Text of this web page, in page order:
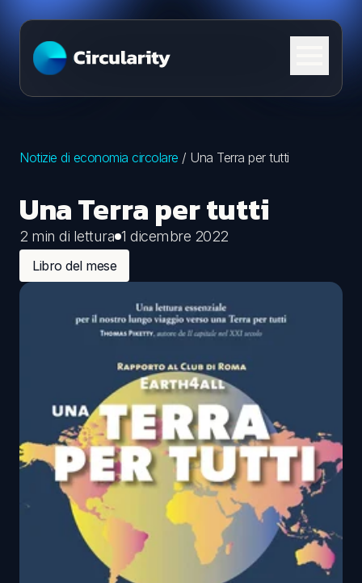
Skip to content
Notizie di economia circolare / Una Terra per tutti
Una Terra per tutti
2 min di lettura 1 dicembre 2022
Libro del mese